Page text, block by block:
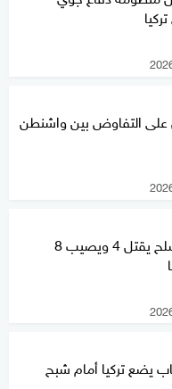
على التفاوض بين واشنطن
فيديو.. مسلح يقتل 4 ويصيب 8
يضع تركيا أمام شبح